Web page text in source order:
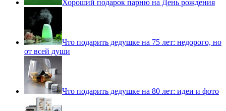
Хороший подарок парню на День рождения
Что подарить дедушке на 75 лет: недорого, но
от всей души
Что подарить дедушке на 80 лет: идеи и фото